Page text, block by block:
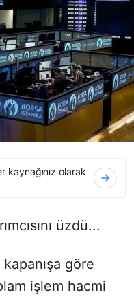
kaynağınız olarak
üzdü...
göre
işlem hacmi